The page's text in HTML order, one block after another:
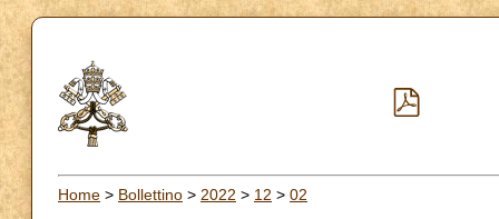
Home > Bollettino > 2022 > 12 > 02